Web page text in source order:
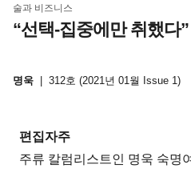
술과 비즈니스
“선택-집중에만 취했다
명욱 312호 (2021년 01월 Issue 1)
편집자주
주류 칼럼리스트인 명욱 숙명